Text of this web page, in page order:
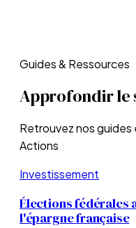
Guides & Ressources
Approfondir le
Retrouvez nos guides
Actions
Investissement
Élections fédérales
l'épargne française